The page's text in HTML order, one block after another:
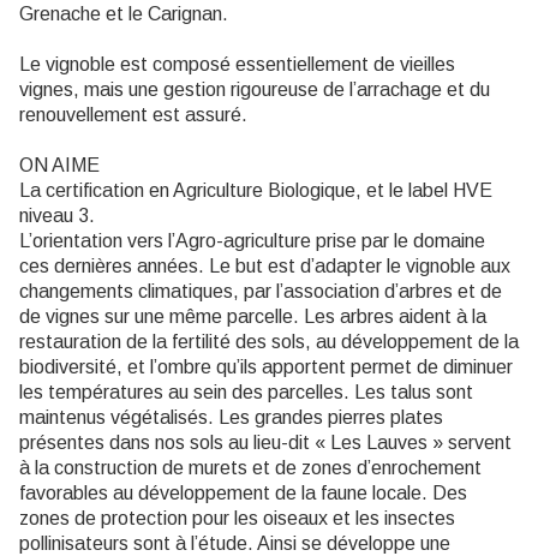
Grenache et le Carignan.
Le vignoble est composé essentiellement de vieilles
vignes, mais une gestion rigoureuse de l’arrachage et du
renouvellement est assuré.
ON AIME
La certification en Agriculture Biologique, et le label HVE
niveau 3.
L’orientation vers l’Agro-agriculture prise par le domaine
ces dernières années. Le but est d’adapter le vignoble aux
changements climatiques, par l’association d’arbres et de
de vignes sur une même parcelle. Les arbres aident à la
restauration de la fertilité des sols, au développement de la
biodiversité, et l’ombre qu’ils apportent permet de diminuer
les températures au sein des parcelles. Les talus sont
maintenus végétalisés. Les grandes pierres plates
présentes dans nos sols au lieu-dit « Les Lauves » servent
à la construction de murets et de zones d’enrochement
favorables au développement de la faune locale. Des
zones de protection pour les oiseaux et les insectes
pollinisateurs sont à l’étude. Ainsi se développe une